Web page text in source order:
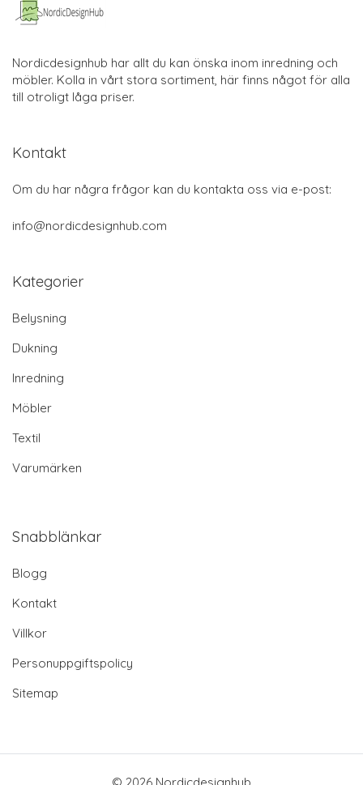
Nordicdesignhub har allt du kan önska inom inredning och
möbler. Kolla in vårt stora sortiment, här finns något för alla
till otroligt låga priser.
Kontakt
Om du har några frågor kan du kontakta oss via e-post:
info@nordicdesignhub.com
Kategorier
Belysning
Dukning
Inredning
Möbler
Textil
Varumärken
Snabblänkar
Blogg
Kontakt
Villkor
Personuppgiftspolicy
Sitemap